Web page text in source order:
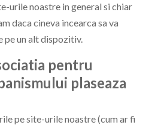
urile noastre in general si chiar
daca cineva incearca sa va
pe un alt dispozitiv.
pentru
plaseaza
pe site-urile noastre (cum ar fi